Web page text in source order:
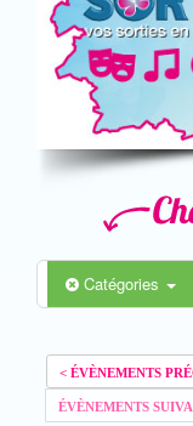
Catégories